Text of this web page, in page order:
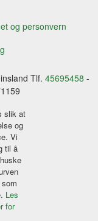
og personvern
Tlf. 45695458 -
slik at
og
Vi
til å
Les
for